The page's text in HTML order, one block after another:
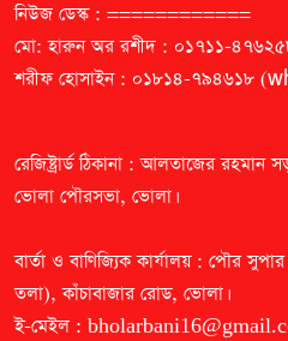
নিউজ ডেস্ক : ============
মো: হারুন অর রশীদ : ০১৭১১-
শরীফ হোসাইন : ০১৮১৪-৭৯৪৬১৮
রেজিষ্ট্রার্ড ঠিকানা : আলতাজের
ভোলা পৌরসভা, ভোলা।
বার্তা ও বাণিজ্যিক কার্যালয় : পৌর
তলা), কাঁচাবাজার রোড, ভোলা।
ই-মেইল :